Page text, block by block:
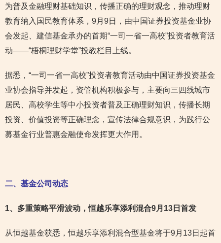
为普及金融理财基础知识，传播正确的理财观念，推动理财
教育纳入国民教育体系，9月9日，由中国证券投资基金业协
会发起、建信基金承办的首期“一司一省一高校”投资者教育活
动——“梧桐理财学堂”投教栏目上线。
据悉，“一司一省一高校”投资者教育活动由中国证券投资基金
业协会指导并发起，资管机构积极参与，主要向三四线城市
居民、高校学生等中小投资者普及正确理财知识，传播长期
投资、价值投资等正确理念，宣传法律合规意识，为践行公
募基金行业普惠金融使命发挥更大作用。
二、基金公司动态
1、多重策略平滑波动，恒越乐享添利混合9月13日首发
从恒越基金获悉，恒越乐享添利混合型基金将于9月13日起首